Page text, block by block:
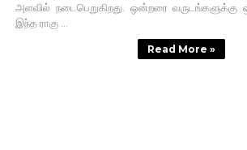
அளவில் நடைபெறுகிறது. ஒன்றரை வருடங்களுக்கு
இந்த ராகு ...
Read More »